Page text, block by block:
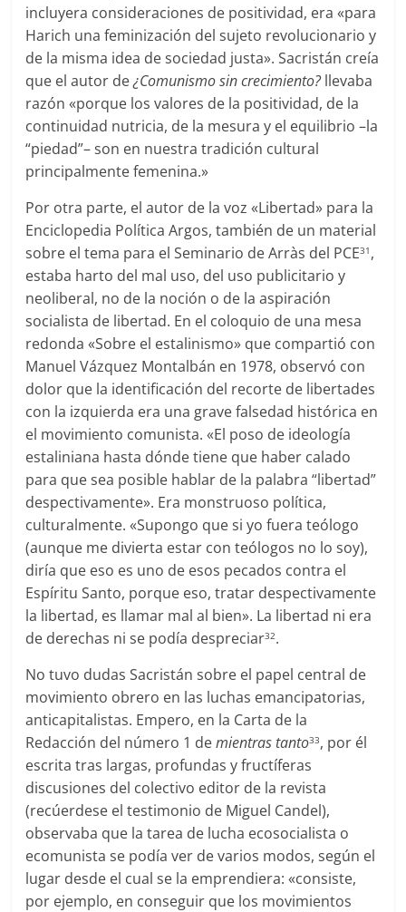
incluyera consideraciones de positividad, era «para
Harich una feminización del sujeto revolucionario y
de la misma idea de sociedad justa». Sacristán creía
que el autor de¿Comunismo sin crecimiento?llevaba
razón «porque los valores de la positividad, de la
continuidad nutricia, de la mesura y el equilibrio –la
“piedad”– son en nuestra tradición cultural
principalmente femenina.»
Por otra parte, el autor de la voz «Libertad» para la
Enciclopedia Política Argos, también de un material
sobre el tema para el Seminario de Arràs del PCE31 ,
estaba harto del mal uso, del uso publicitario y
neoliberal, no de la noción o de la aspiración
socialista de libertad. En el coloquio de una mesa
redonda «Sobre el estalinismo» que compartió con
Manuel Vázquez Montalbán en 1978, observó con
dolor que la identificación del recorte de libertades
con la izquierda era una grave falsedad histórica en
el movimiento comunista. «El poso de ideología
estaliniana hasta dónde tiene que haber calado
para que sea posible hablar de la palabra “libertad”
despectivamente». Era monstruoso política,
culturalmente. «Supongo que si yo fuera teólogo
(aunque me divierta estar con teólogos no lo soy),
diría que eso es uno de esos pecados contra el
Espíritu Santo, porque eso, tratar despectivamente
la libertad, es llamar mal al bien». La libertad ni era
de derechas ni se podía despreciar32.
No tuvo dudas Sacristán sobre el papel central de
movimiento obrero en las luchas emancipatorias,
anticapitalistas. Empero, en la Carta de la
Redacción del número 1 demientras tanto33, por él
escrita tras largas, profundas y fructíferas
discusiones del colectivo editor de la revista
(recúerdese el testimonio de Miguel Candel),
observaba que la tarea de lucha ecosocialista o
ecomunista se podía ver de varios modos, según el
lugar desde el cual se la emprendiera: «consiste,
por ejemplo, en conseguir que los movimientos